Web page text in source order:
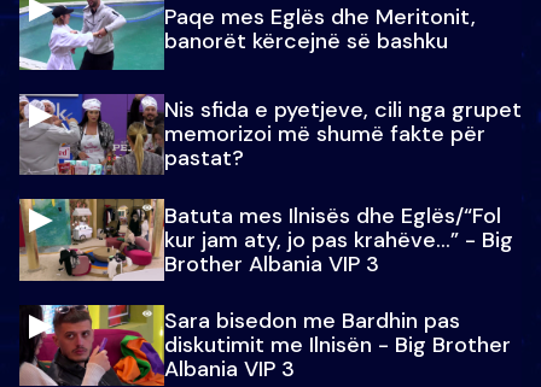
Paqe mes Eglës dhe Meritonit,
banorët kërcejnë së bashku
Nis sfida e pyetjeve, cili nga grupet
memorizoi më shumë fakte për
pastat?
Batuta mes Ilnisës dhe Eglës/“Fol
kur jam aty, jo pas krahëve…” - Big
Brother Albania VIP 3
Sara bisedon me Bardhin pas
diskutimit me Ilnisën - Big Brother
Albania VIP 3